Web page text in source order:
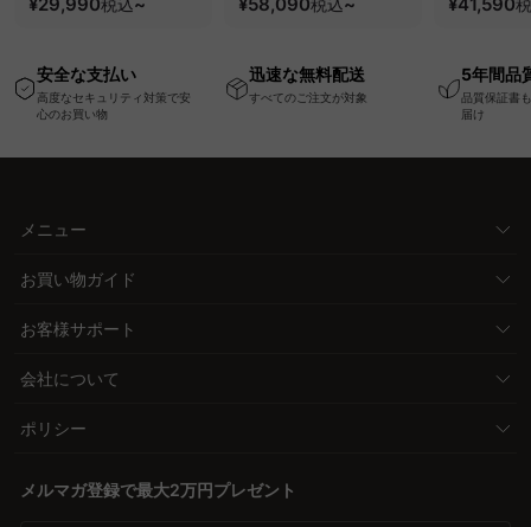
ー機能搭載ワークデス
ク
安全な支払い
高度なセキュリティ対策で安
心のお買い物
迅速な無料配送
すべてのご注文が対象
5年間品
品質保証書
届け
メニュー
お買い物ガイド
お客様サポート
会社について
ポリシー
メルマガ登録で最大2万円プレゼント